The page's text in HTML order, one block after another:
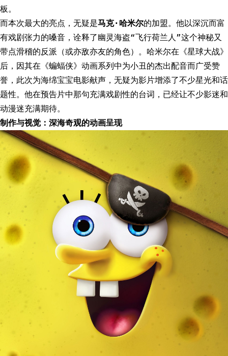
板。
而本次最大的亮点，无疑是马克·哈米尔的加盟。他以深沉而富
有戏剧张力的嗓音，诠释了幽灵海盗“飞行荷兰人”这个神秘又
带点滑稽的反派（或亦敌亦友的角色）。哈米尔在《星球大战》
后，因其在《蝙蝠侠》动画系列中为小丑的杰出配音而广受赞
誉，此次为海绵宝宝电影献声，无疑为影片增添了不少星光和话
题性。他在预告片中那句充满戏剧性的台词，已经让不少影迷和
动漫迷充满期待。
制作与视觉：深海奇观的动画呈现